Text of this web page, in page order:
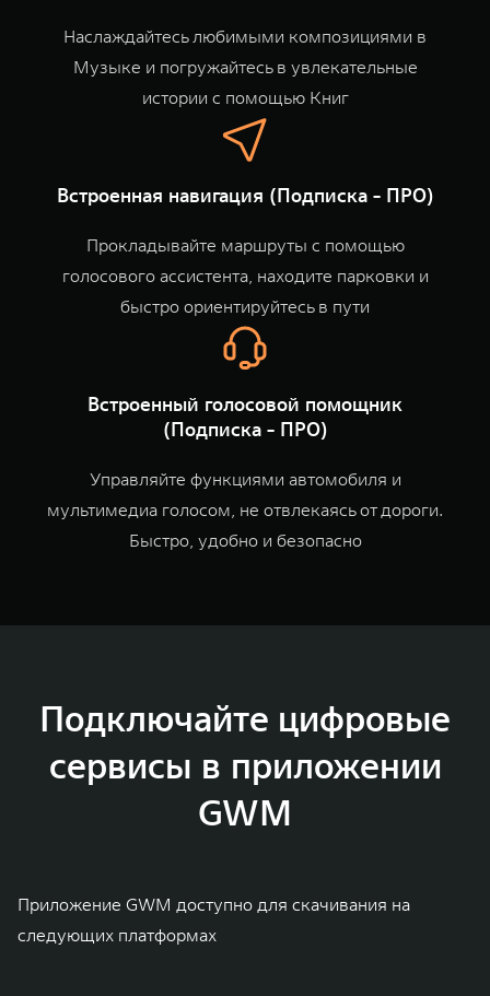
Наслаждайтесь любимыми композициями в
Музыке и погружайтесь в увлекательные
истории с помощью Книг
Встроенная навигация (Подписка - ПРО)
Прокладывайте маршруты с помощью
голосового ассистента, находите парковки и
быстро ориентируйтесь в пути
Встроенный голосовой помощник
(Подписка - ПРО)
Управляйте функциями автомобиля и
мультимедиа голосом, не отвлекаясь от дороги.
Быстро, удобно и безопасно
Подключайте цифровые
сервисы в приложении
GWM
Приложение GWM доступно для скачивания на
следующих платформах